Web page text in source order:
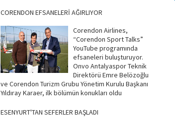
CORENDON EFSANELERİ AĞIRLIYOR
Corendon Airlines,
“Corendon Sport Talks”
YouTube programında
efsaneleri buluşturuyor.
Onvo Antalyaspor Teknik
Direktörü Emre Belözoğlu
ve Corendon Turizm Grubu Yönetim Kurulu Başkanı
Yıldıray Karaer, ilk bölümün konukları oldu
ESENYURT'TAN SEFERLER BAŞLADI